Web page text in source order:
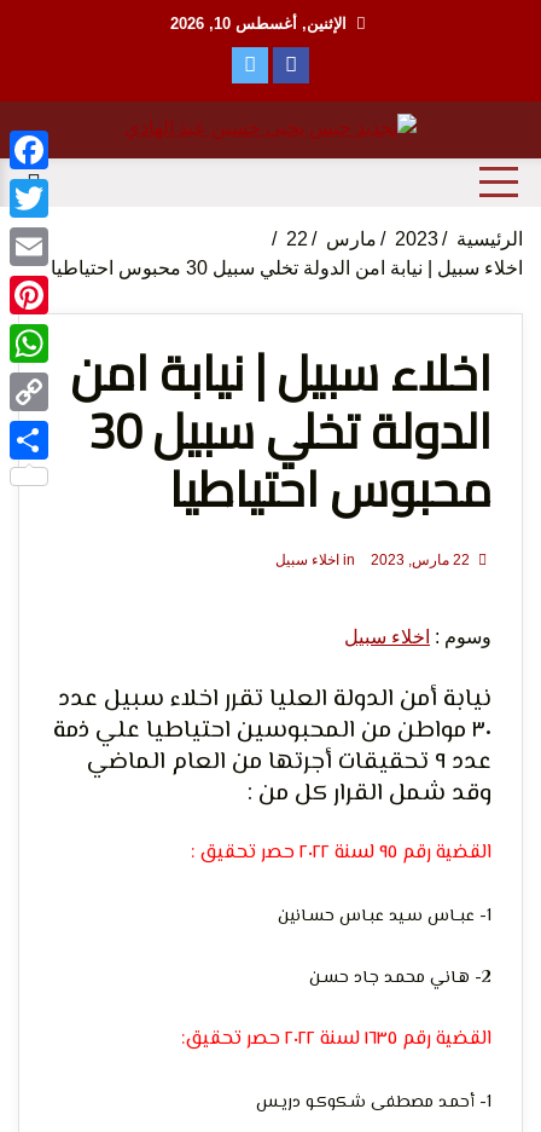
الإثنين, أغسطس 10, 2026
الحق
لحرية
الرأي
منظمة حقوقية مصرية تدافع عن حقوق الانسان
الرئيسية 2023 مارس
22
اخلاء سبيل | نيابة امن الدولة تخلي سبيل 30 محبوس احتياطيا
اخلاء سبيل | نيابة امن
الدولة تخلي سبيل 30
محبوس احتياطيا
in اخلاء سبيل
وسوم : اخلاء سبيل
نيابة أمن الدولة العليا تقرر اخلاء سبيل عدد
٣٠ مواطن من المحبوسين احتياطيا علي ذمة
عدد ٩ تحقيقات أجرتها من العام الماضي
وقد شمل القرار كل من :
القضية رقم ٩٥ لسنة ٢٠٢٢ حصر تحقيق :
1- عبــاس سـيد عبـاس حسـانين
2- هـاني محمـد جـاد حسـن
القضية رقم ١٦٣٥ لسنة ٢٠٢٢ حصر تحقيق:
1- أحمـد مصطفى شـكوكـو دريـس
Email
Copy
Link